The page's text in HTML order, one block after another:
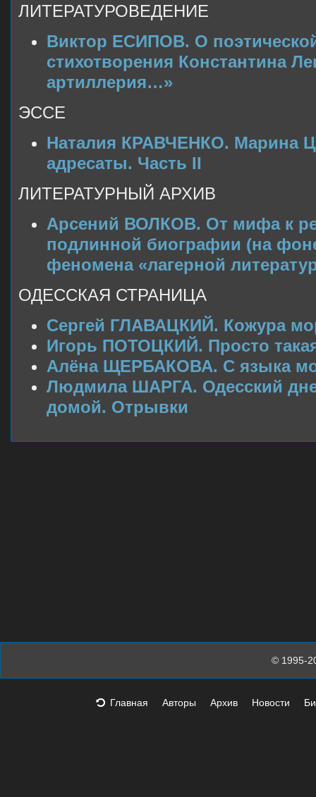
ЛИТЕРАТУРОВЕДЕНИЕ
Виктор ЕСИПОВ. О
стихотворения Константина
артиллерия…»
ЭССЕ
Наталия КРАВЧЕНКО. Марина
адресаты. Часть II
ЛИТЕРАТУРНЫЙ АРХИВ
Арсений ВОЛКОВ. От мифа к
подлинной биографии (на
феномена «лагерной
ОДЕССКАЯ СТРАНИЦА
Сергей ГЛАВАЦКИЙ. Кожура
Игорь ПОТОЦКИЙ. Просто
Алёна ЩЕРБАКОВА. С языка
Людмила ШАРГА. Одесский
домой. Отрывки
© 1995-
Главная Авторы Архив Новости